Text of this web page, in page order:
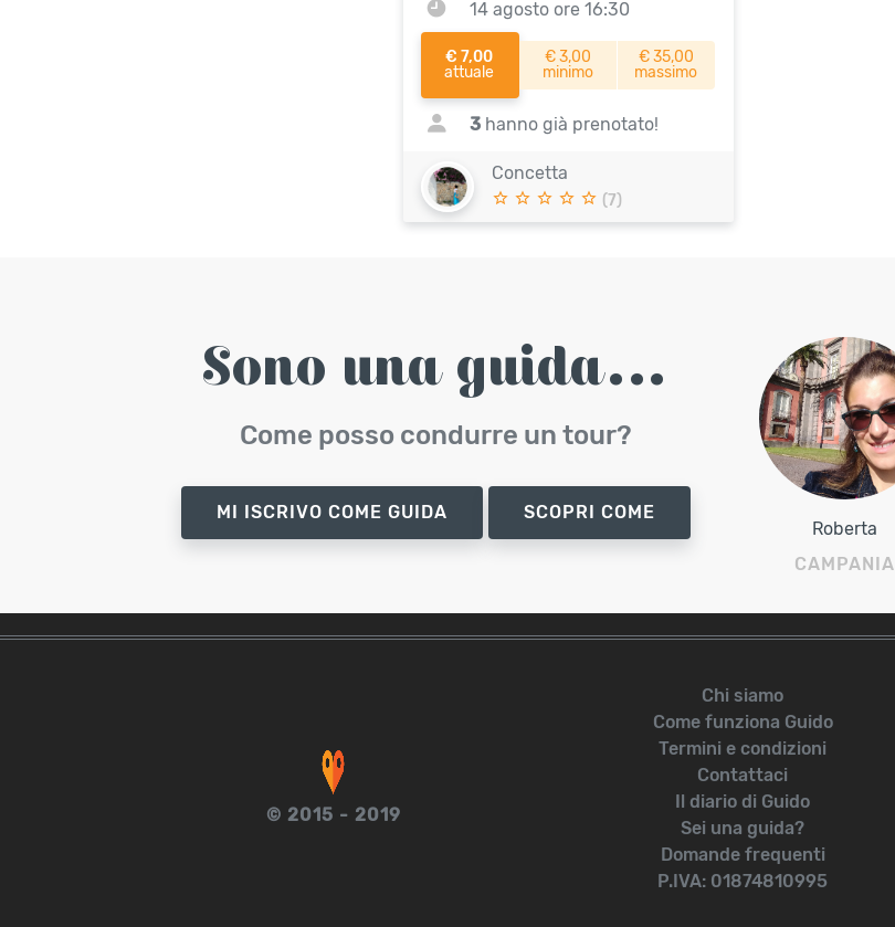
14 agosto ore 16:30
€ 7,00
attuale
€ 3,00
minimo
€ 35,00
massimo
3 hanno già prenotato!
Concetta
(7)
Sono una guida...
Come posso condurre un tour?
MI ISCRIVO COME GUIDA SCOPRI COME
Roberta
CAMPANIA
© 2015 - 2019
Chi siamo
Come funziona Guido
Termini e condizioni
Contattaci
Il diario di Guido
Sei una guida?
Domande frequenti
P.IVA: 01874810995